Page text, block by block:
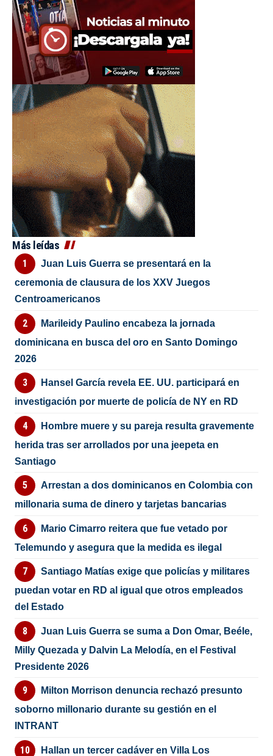
Más leídas
Juan Luis Guerra se presentará en la
ceremonia de clausura de los XXV Juegos
Centroamericanos
Marileidy Paulino encabeza la jornada
dominicana en busca del oro en Santo Domingo
2026
Hansel García revela EE. UU. participará en
investigación por muerte de policía de NY en RD
Hombre muere y su pareja resulta gravemente
herida tras ser arrollados por una jeepeta en
Santiago
Arrestan a dos dominicanos en Colombia con
millonaria suma de dinero y tarjetas bancarias
Mario Cimarro reitera que fue vetado por
Telemundo y asegura que la medida es ilegal
Santiago Matías exige que policías y militares
puedan votar en RD al igual que otros empleados
del Estado
Juan Luis Guerra se suma a Don Omar, Beéle,
Milly Quezada y Dalvin La Melodía, en el Festival
Presidente 2026
Milton Morrison denuncia rechazó presunto
soborno millonario durante su gestión en el
INTRANT
Hallan un tercer cadáver en Villa Los